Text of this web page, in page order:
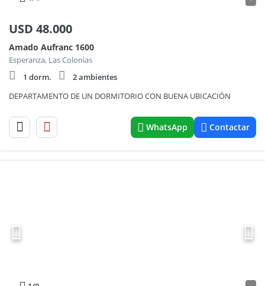
USD 48.000
Amado Aufranc 1600
Esperanza, Las Colonias
1 dorm.
2 ambientes
DEPARTAMENTO DE UN DORMITORIO CON BUENA UBICACIÓN
WhatsApp Contactar